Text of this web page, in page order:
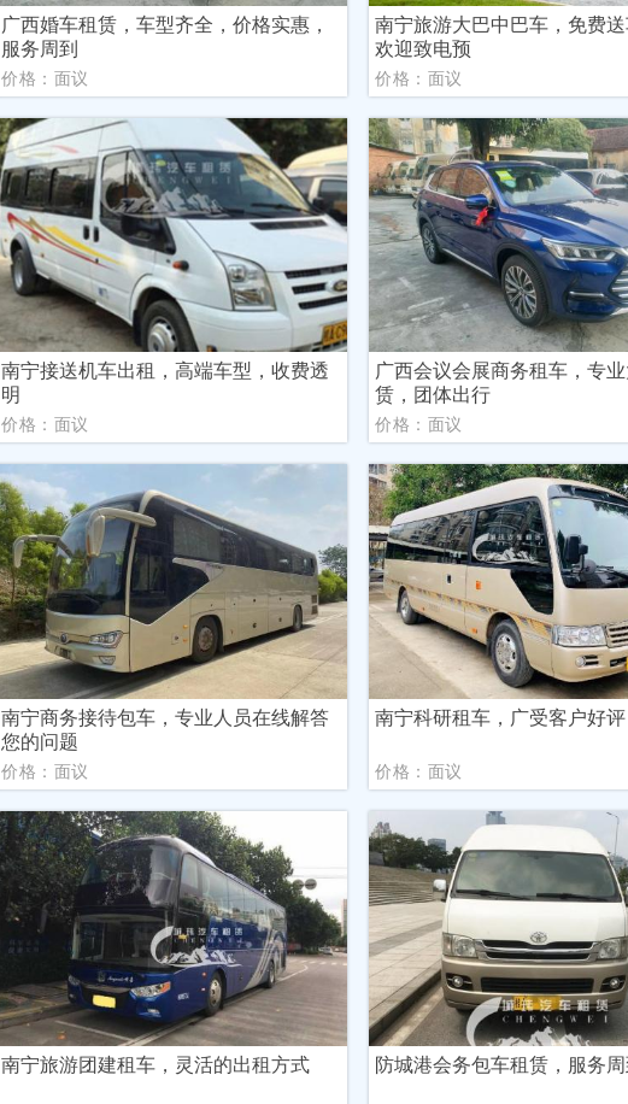
广西婚车租赁，车型齐全，价格实惠，
服务周到
价格：面议
南宁旅游大巴中巴车，免费
欢迎致电预
价格：面议
南宁接送机车出租，高端车型，收费透
明
价格：面议
广西会议会展商务租车，专
赁，团体出行
价格：面议
南宁商务接待包车，专业人员在线解答
您的问题
价格：面议
南宁科研租车，广受客户好评
价格：面议
南宁旅游团建租车，灵活的出租方式 防城港会务包车租赁，服务